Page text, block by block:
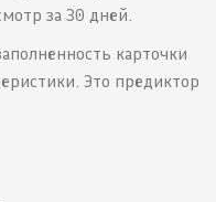
за 30 дней.
карточки
Это предиктор